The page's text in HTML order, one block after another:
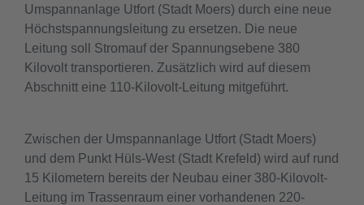
Umspannanlage Utfort (Stadt Moers) durch eine neue
Höchstspannungsleitung zu ersetzen. Die neue
Leitung soll Stromauf der Spannungsebene 380
Kilovolt transportieren. Zusätzlich wird auf diesem
Abschnitt eine 110-Kilovolt-Leitung mitgeführt.
Zwischen der Umspannanlage Utfort (Stadt Moers)
und dem Punkt Hüls-West (Stadt Krefeld) wird auf rund
15 Kilometern bereits der Neubau einer 380-Kilovolt-
Leitung im Trassenraum einer vorhandenen 220-